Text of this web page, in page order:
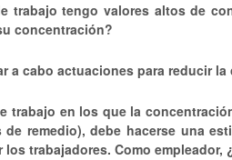
trabajo tengo valores altos de
concentración?
a cabo actuaciones para reducir
trabajo en los que la
de remedio), debe hacerse una
trabajadores. Como